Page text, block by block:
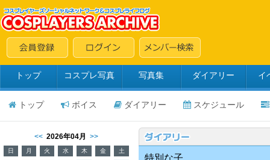
トップ コスプレ写真 写真集 ダイアリー イ
トップ ボイス ダイアリー スケジュール
<< 2026年04月 >>
日 月 火 水 木 金 土
特別な子